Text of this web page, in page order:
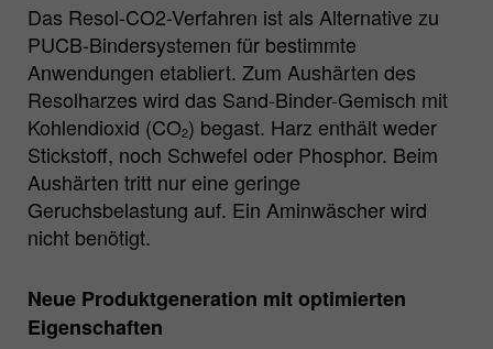
Das Resol-CO2-Verfahren ist als Alternative zu
PUCB-Bindersystemen für bestimmte
Anwendungen etabliert. Zum Aushärten des
Resolharzes wird das Sand-Binder-Gemisch mit
Kohlendioxid (CO2) begast. Harz enthält weder
Stickstoff, noch Schwefel oder Phosphor. Beim
Aushärten tritt nur eine geringe
Geruchsbelastung auf. Ein Aminwäscher wird
nicht benötigt.
Neue Produktgeneration mit optimierten
Eigenschaften